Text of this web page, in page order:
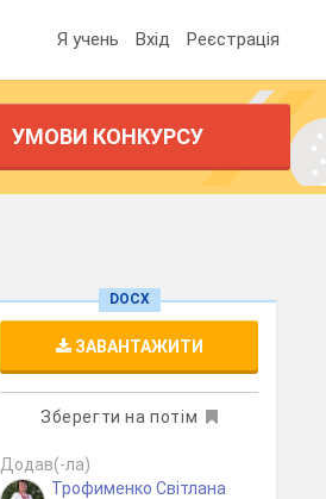
Я учень Вхід Реєстрація
УМОВИ КОНКУРСУ
DOCX
ЗАВАНТАЖИТИ
Зберегти на потім
Додав(-ла)
Трофименко Світлана